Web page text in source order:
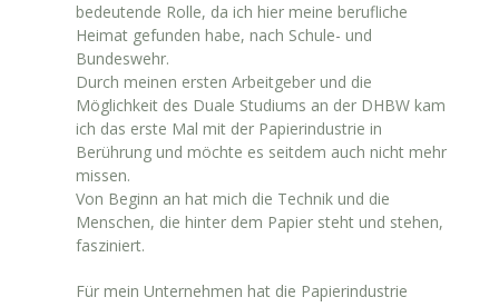
bedeutende Rolle, da ich hier meine berufliche
Heimat gefunden habe, nach Schule- und
Bundeswehr.
Durch meinen ersten Arbeitgeber und die
Möglichkeit des Duale Studiums an der DHBW kam
ich das erste Mal mit der Papierindustrie in
Berührung und möchte es seitdem auch nicht mehr
missen.
Von Beginn an hat mich die Technik und die
Menschen, die hinter dem Papier steht und stehen,
fasziniert.
Für mein Unternehmen hat die Papierindustrie